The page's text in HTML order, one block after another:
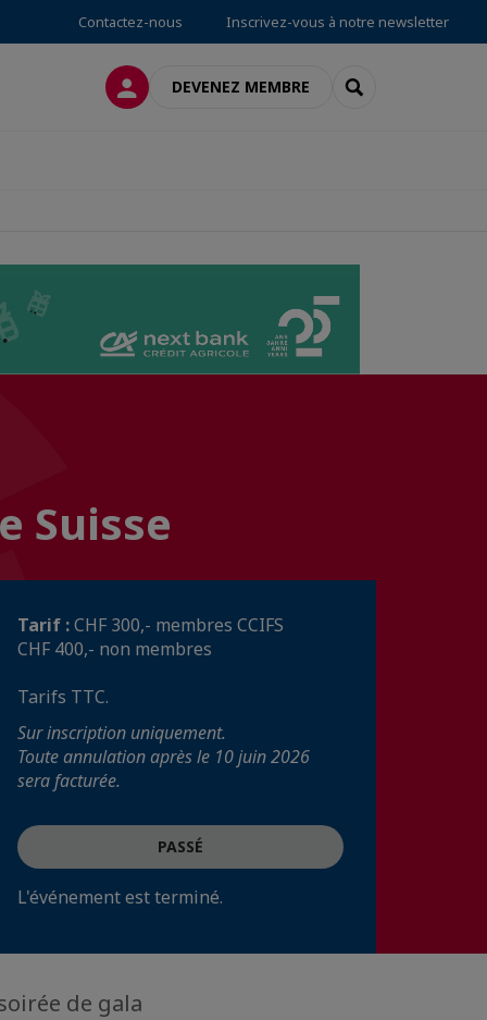
Contactez-nous Inscrivez-vous à notre newsletter
CONNEXIONDEVENEZ MEMBRE RECHERCHER
Suisse
Tarif :CHF 300,- membres CCIFS
CHF 400,- non membres
Tarifs TTC.
Sur inscription uniquement.
Toute annulation après le 10 juin 2026
sera facturée.
PASSÉ
L'événement est terminé.
de gala